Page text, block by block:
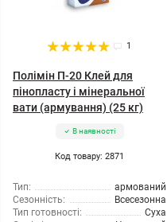
1
Полімін П-20 Клей для
пінопласту і мінеральної
вати (армування) (25 кг)
В наявності
Код товару: 2871
Тип:
армований
Сезонність:
Всесезонна
Тип готовності:
Суха